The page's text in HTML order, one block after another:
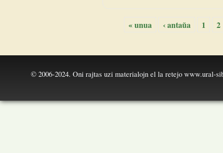
« unua ‹ antaŭa 1 2
© 2006-2024. Oni rajtas uzi materialojn el la retejo www.ural-